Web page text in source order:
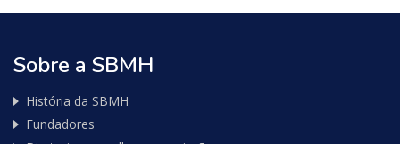
Sobre a SBMH
História da SBMH
Fundadores